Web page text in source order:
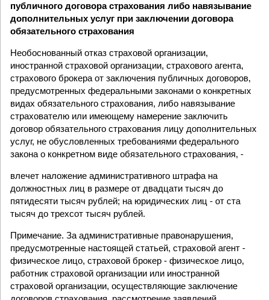
публичного договора страхования либо навязывание
дополнительных услуг при заключении договора
обязательного страхования
Необоснованный отказ страховой организации,
иностранной страховой организации, страхового агента,
страхового брокера от заключения публичных договоров,
предусмотренных федеральными законами о конкретных
видах обязательного страхования, либо навязывание
страхователю или имеющему намерение заключить
договор обязательного страхования лицу дополнительных
услуг, не обусловленных требованиями федерального
закона о конкретном виде обязательного страхования, -
влечет наложение административного штрафа на
должностных лиц в размере от двадцати тысяч до
пятидесяти тысяч рублей; на юридических лиц - от ста
тысяч до трехсот тысяч рублей.
Примечание. За административные правонарушения,
предусмотренные настоящей статьей, страховой агент -
физическое лицо, страховой брокер - физическое лицо,
работник страховой организации или иностранной
страховой организации, осуществляющие заключение